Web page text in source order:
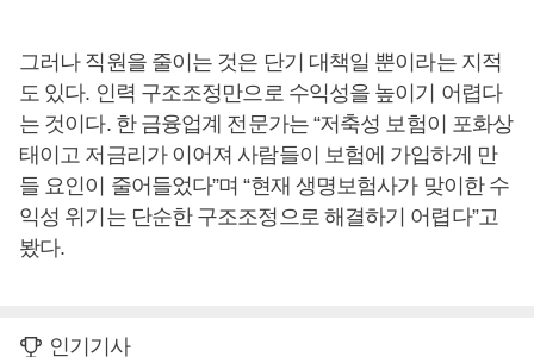
그러나 직원을 줄이는 것은 단기 대책일 뿐이라는 지적
도 있다. 인력 구조조정만으로 수익성을 높이기 어렵다
는 것이다. 한 금융업계 전문가는 “저축성 보험이 포화상
태이고 저금리가 이어져 사람들이 보험에 가입하게 만
들 요인이 줄어들었다”며 “현재 생명보험사가 맞이한 수
익성 위기는 단순한 구조조정으로 해결하기 어렵다”고
봤다.
인기기사